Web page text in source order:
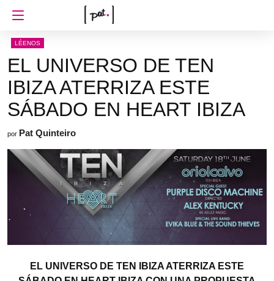
LÉENOS
EL UNIVERSO DE TEN
IBIZA ATERRIZA ESTE
SÁBADO EN HEART IBIZA
por Pat Quinteiro
EL UNIVERSO DE TEN IBIZA ATERRIZA ESTE